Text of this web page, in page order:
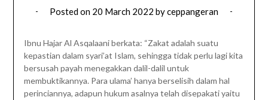
Posted on 20 March 2022 byceppangeran
Ibnu Hajar Al Asqalaani berkata: “Zakat adalah suatu
kepastian dalam syari’at Islam, sehingga tidak perlu lagi kita
bersusah payah menegakkan dalil-dalil untuk
membuktikannya. Para ulama’ hanya berselisih dalam hal
perinciannya, adapun hukum asalnya telah disepakati yaitu